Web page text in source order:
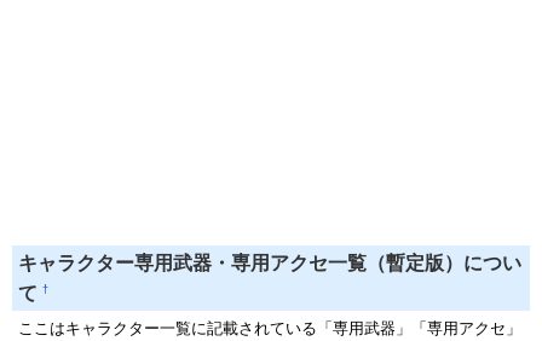
キャラクター専用武器・専用アクセ一覧（暫定版）につい
て †
ここはキャラクター一覧に記載されている「専用武器」「専用アクセ」